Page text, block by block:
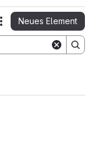
Actions
Neues Element